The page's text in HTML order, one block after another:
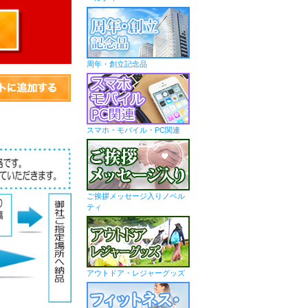
周年・創立記念品
スマホ・モバイル・PC関連
ご挨拶メッセージ入りノベル
ティ
アウトドア・レジャーグッズ